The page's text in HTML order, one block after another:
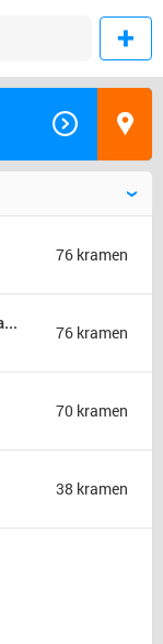
76 kramen
Week der Besten braderie en rommelmarkt (jaarmarkt) 76 kramen
70 kramen
38 kramen